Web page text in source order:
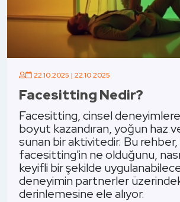
yeni bir
ve yakınlık
nasıl güvenli ve
ve bu
etkilerini
eylem,